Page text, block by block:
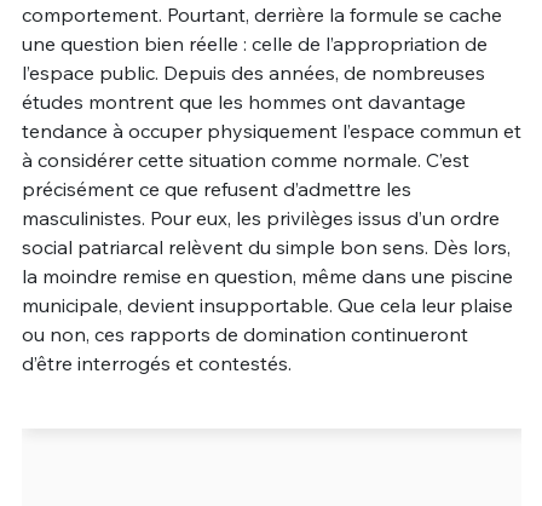
comportement. Pourtant, derrière la formule se cache
une question bien réelle : celle de l’appropriation de
l’espace public. Depuis des années, de nombreuses
études montrent que les hommes ont davantage
tendance à occuper physiquement l’espace commun et
à considérer cette situation comme normale. C’est
précisément ce que refusent d’admettre les
masculinistes. Pour eux, les privilèges issus d’un ordre
social patriarcal relèvent du simple bon sens. Dès lors,
la moindre remise en question, même dans une piscine
municipale, devient insupportable. Que cela leur plaise
ou non, ces rapports de domination continueront
d’être interrogés et contestés.